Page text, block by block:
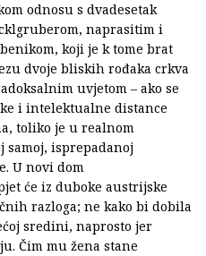
odnosu s dvadesetak
naprasitim i
koji je k tome brat
dvoje bliskih rođaka crkva
uvjetom – ako se
i intelektualne distance
toliko je u realnom
isprepadanoj
U novi dom
će iz duboke austrijske
razloga; ne kako bi dobila
sredini, naprosto jer
Čim mu žena stane